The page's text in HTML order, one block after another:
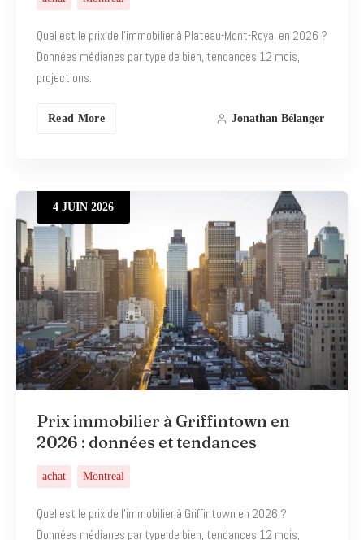
Quel est le prix de l’immobilier à Plateau-Mont-Royal en 2026 ?
Données médianes par type de bien, tendances 12 mois,
projections.
Read More Jonathan Bélanger
4 JUIN 2026
Prix immobilier à Griffintown en
2026 : données et tendances
achat Montreal
Quel est le prix de l’immobilier à Griffintown en 2026 ?
Données médianes par type de bien, tendances 12 mois,